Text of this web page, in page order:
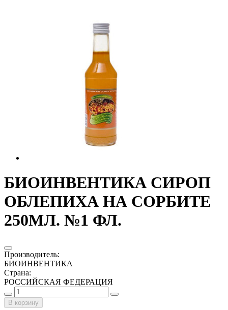
БИОИНВЕНТИКА СИРОП
ОБЛЕПИХА НА СОРБИТЕ
250МЛ. №1 ФЛ.
Производитель:
БИОИНВЕНТИКА
Страна:
РОССИЙСКАЯ ФЕДЕРАЦИЯ
В корзину